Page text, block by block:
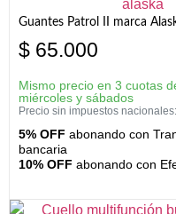
Guantes Patrol II marca
$ 65.000
Mismo precio en 3 cuotas
miércoles y sábados
Precio sin impuestos nacionales:
5% OFF abonando con
bancaria
10% OFF abonando con